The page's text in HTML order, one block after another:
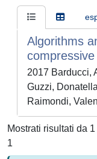
Algorithms
2017 Barducci,
Guzzi,
Raimondi,
Mostrati risultati da
1